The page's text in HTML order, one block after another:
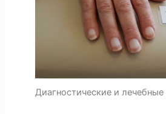
Диагностические и